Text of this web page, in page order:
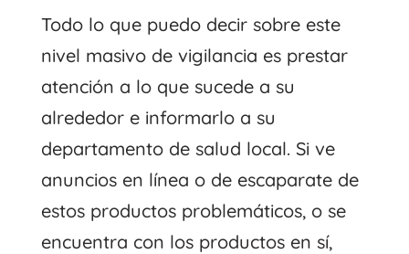
Todo lo que puedo decir sobre este
nivel masivo de vigilancia es prestar
atención a lo que sucede a su
alrededor e informarlo a su
departamento de salud local. Si ve
anuncios en línea o de escaparate de
estos productos problemáticos, o se
encuentra con los productos en sí,